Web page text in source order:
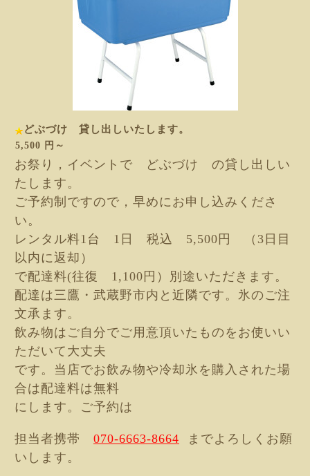
どぶづけ 貸し出しいたします。
5,500 円～
お祭り，イベントで どぶづけ の貸し出しい
たします。
ご予約制ですので，早めにお申し込みくださ
い。
レンタル料1台 1日 税込 5,500円 （3日目
以内に返却）
で配達料(往復 1,100円）別途いただきます。
配達は三鷹・武蔵野市内と近隣です。氷のご注
文承 ます。
飲み物は ご自分でご用意頂いた ものをお使いい
ただいて大丈夫
です。当店でお飲み物や冷却氷を購入された場
合は配達料は無料
にします。ご予約は
担当者携帯 070-6663-8664 までよろしくお願
いします。